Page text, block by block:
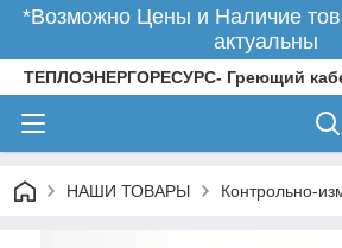
*Возможно Цены и Наличие
актуальны
ТЕПЛОЭНЕРГОРЕСУРС- Греющий
НАШИ ТОВАРЫ Контрольно-